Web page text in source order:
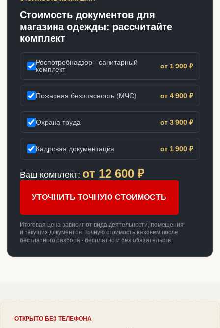
Стоимость документов для
магазина одежды: рассчитайте
комплект
Роспотребнадзор - санитарный
комплект
от 1 900 ₽
Пожарная безопасность (МЧС) от 4 900 ₽
Охрана труда от 3 900 ₽
Кадровая документация от 1 900 ₽
Ваш комплект: от 12 600 ₽
УТОЧНИТЬ ТОЧНУЮ СТОИМОСТЬ
Итоговая цена зависит от вида деятельности, помещения
и текущих документов. Точную стоимость назовём после
бесплатного разбора - бесплатно и без обязательств.
ОТКРЫТО БЕЗ ТЕЛЕФОНА